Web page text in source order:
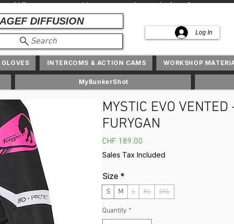
+ Marques et produits exclusifs en Suisse
Log In
DIFFUSION
Search
MYSTIC EVO
FURYGAN
CHF 189.00
Sales Tax Included
Size *
S M L XL 2XL
Quantity *
INTERCOMS & ACTION CAMS WORKSHOP
MyBunkerShot